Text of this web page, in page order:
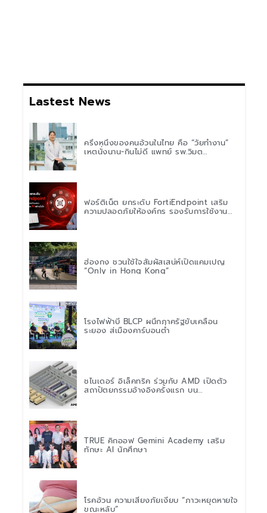
Lastest News
ครึ่งหนึ่งของคนอ้วนในไทย คือ “วัยทำงาน”
เหตุนั่งนาน-กินไม่ดี แพทย์ รพ.วิมุต
ฟอร์ติเน็ต ยกระดับ FortiEndpoint เสริม
ความปลอดภัยให้องค์กร รองรับการใช้งาน
ฮ่องกง ชวนใช้ใจสัมผัสเสน่ห์เปิดแคมเปญ
“Only in Hong Kong”
โรงไฟฟ้าบี BLCP ผนึกภาครัฐขับเคลื่อน
ระยอง สู่เมืองคาร์บอนต่ำ
ชไนเดอร์ อิเล็คทริค ร่วมกับ AMD เปิดตัว
สถาปัตยกรรมอ้างอิงครั้งแรก บน
TRUE คิกออฟ Gemini Academy เสริม
ทักษะ AI นักศึกษา
โรคอ้วน ความเสี่ยงภัยเงียบ “ภาวะหยุดหายใจ
ขณะหลับ”